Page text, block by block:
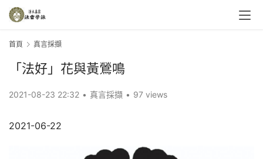
首頁 真言採擷
「法好」花與黃鶯鳴
2021-08-23 22:32 • 真言採擷 • 97 views
2021-06-22